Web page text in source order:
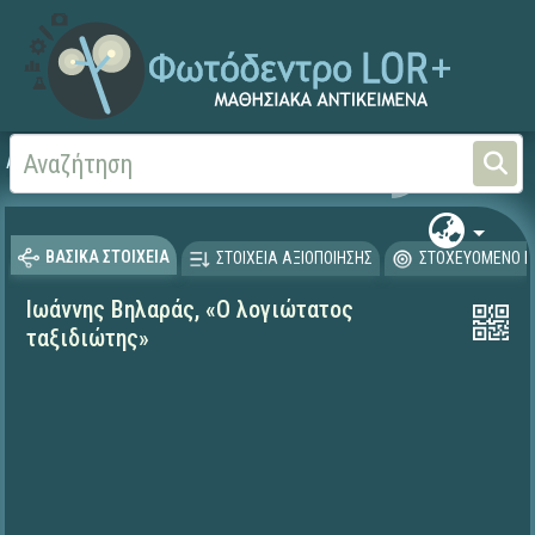
Αρχική Γλώσσα και Λογοτεχνία
ΒΑΣΙΚΑ ΣΤΟΙΧΕΙΑ ΣΤΟΙΧΕΙΑ ΑΞΙΟΠΟΙΗΣΗΣ ΣΤΟΧΕΥΟΜΕΝΟ
Ιωάννης Βηλαράς, «Ο λογιώτατος
ταξιδιώτης»